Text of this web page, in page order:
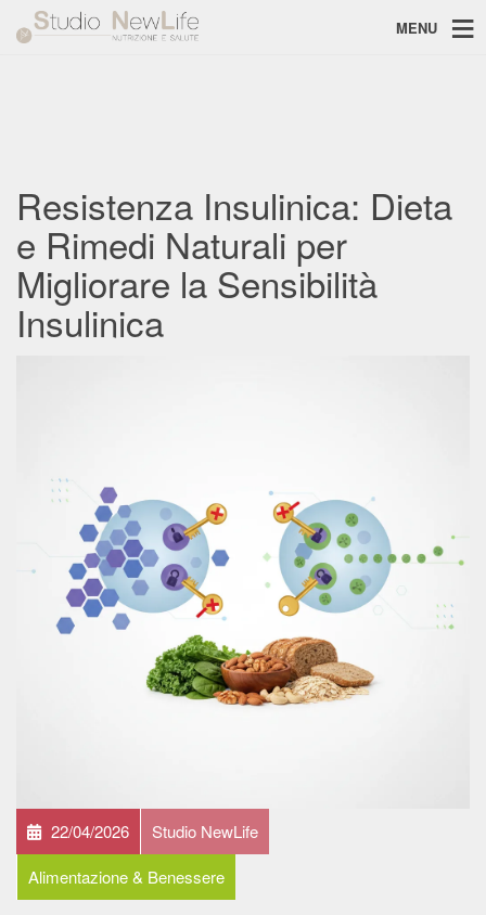
MENU
Resistenza Insulinica: Dieta
e Rimedi Naturali per
Migliorare la Sensibilità
Insulinica
22/04/2026
Studio NewLife
Alimentazione & Benessere